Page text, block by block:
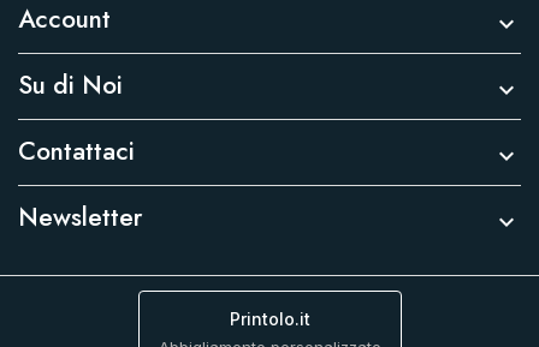
Account 
Su di Noi 
Contattaci 
Newsletter 
Printolo.it